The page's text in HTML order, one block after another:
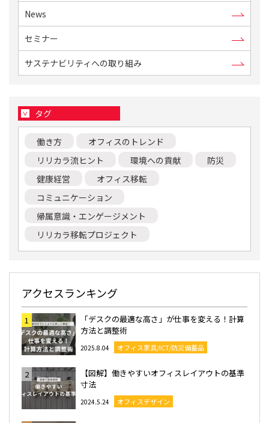
News
セミナー
サステナビリティへの取り組み
タグ
働き方
オフィスのトレンド
リリカラ流ヒント
環境への貢献
防災
健康経営
オフィス移転
コミュニケーション
帰属意識・エンゲージメント
リリカラ移転プロジェクト
アクセスランキング
1
「デスクの最適な高さ」が仕事を変える！計算
方法と調整術
2025.8.04 オフィス家具/ICT/防災備蓄品
2
【図解】働きやすいオフィスレイアウトの基準
寸法
2024.5.24 オフィスデザイン